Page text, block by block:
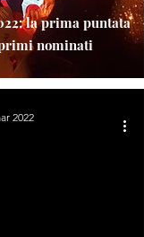
la prima puntata
nominati
2022